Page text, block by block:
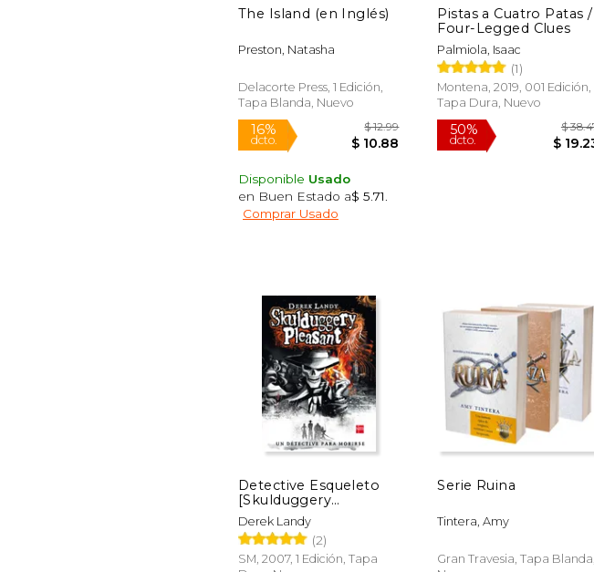
dcto. $ 30.90 dcto.
The Island (en Inglés)
Preston, Natasha
Delacorte Press, 1 Edición,
Tapa Blanda, Nuevo
16%
dcto. $ 10.88
Disponible Usado
en Buen Estado a$ 5.71
Comprar Usado
Pistas a Cuatro Patas /
Four-Legged Clues
Palmiola, Isaac
(1)
Montena, 2019, 001 Edición,
Tapa Dura, Nuevo
50%
dcto.
Detective Esqueleto
[Skulduggery
Pleasant]
Derek Landy
(2)
SM, 2007, 1 Edición, Tapa
Serie Ruina
Tintera, Amy
Gran Travesia, Tapa Blanda,